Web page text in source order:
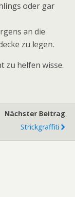
oder gar
an die
zu legen.
zu helfen wisse.
Nächster Beitrag
Strickgraffiti